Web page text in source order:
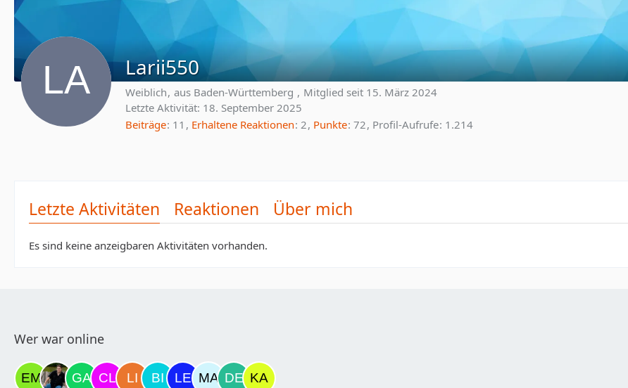
Larii550
Weiblich aus Baden-Württemberg
Mitglied seit 15. März 2024
Letzte Aktivität: 18. September 2025
Beiträge 11 Erhaltene Reaktionen 2 Punkte 72 Profil-Aufrufe 1.214
Letzte Aktivitäten Reaktionen Über mich
Es sind keine anzeigbaren Aktivitäten vorhanden.
Wer war online